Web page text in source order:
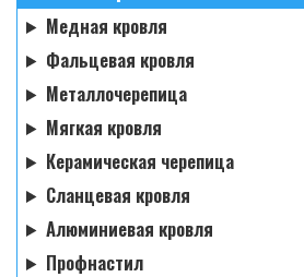
Медная кровля
Фальцевая кровля
Металлочерепица
Мягкая кровля
Керамическая черепица
Сланцевая кровля
Алюминиевая кровля
Профнастил